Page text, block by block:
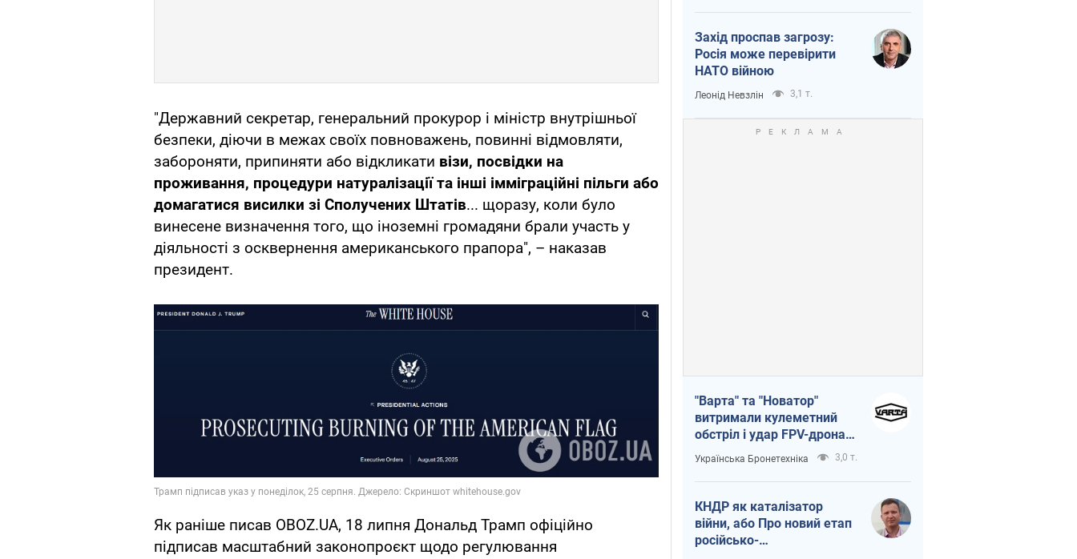
"Державний секретар, генеральний прокурор і міністр внутрішньої
безпеки, діючи в межах своїх повноважень, повинні відмовляти,
забороняти, припиняти або відкликати візи, посвідки на
проживання, процедури натуралізації та інші імміграційні пільги або
домагатися висилки зі Сполучених Штатів... щоразу, коли було
винесене визначення того, що іноземні громадяни брали участь у
діяльності з осквернення американського прапора", – наказав
президент.
Як раніше писав OBOZ.UA, 18 липня Дональд Трамп офіційно
підписав масштабний законопроєкт щодо регулювання
Захід проспав загрозу:
Росія може перевірити
НАТО війною
Леонід Невзлін 3,1 т.
"Варта" та "Новатор"
витримали кулеметний
обстріл і удар FPV-дрона,
врятувавши життя
офіцеру ЗСУ
Українська Бронетехніка 3,0 т.
КНДР як каталізатор
війни, або Про новий етап
російсько-